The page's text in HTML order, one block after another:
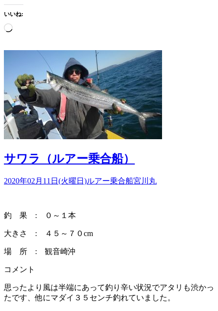
いいね:
読
サワラ（ルアー乗合船）
2020年02月11日(火曜日)ルアー乗合船宮川丸
釣 果 : ０～１本
大きさ : ４５～７０cm
場 所 : 観音崎沖
コメント
思ったより風は半端にあって釣り辛い状況でアタリも渋かっ
たです、他にマダイ３５センチ釣れていました。